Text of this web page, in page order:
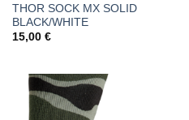
THOR SOCK MX SOLID
BLACK/WHITE
15,00 €